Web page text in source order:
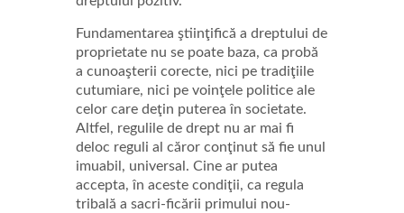
Fundamentarea ştiinţifică a dreptului de
proprietate nu se poate baza, ca probă
a cunoaşterii corecte, nici pe tradiţiile
cutumiare, nici pe voinţele politice ale
celor care deţin puterea în societate.
Altfel, regulile de drept nu ar mai fi
deloc reguli al căror conţinut să fie unul
imuabil, universal. Cine ar putea
accepta, în aceste condiţii, ca regula
tribală a sacri-ficării primului nou-